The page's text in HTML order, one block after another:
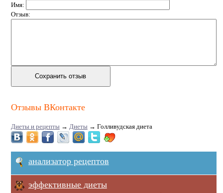
Имя:
Отзыв:
Отзывы ВКонтакте
Диеты и рецепты→ Диеты→ Голливудская диета
анализатор рецептов
эффективные диеты